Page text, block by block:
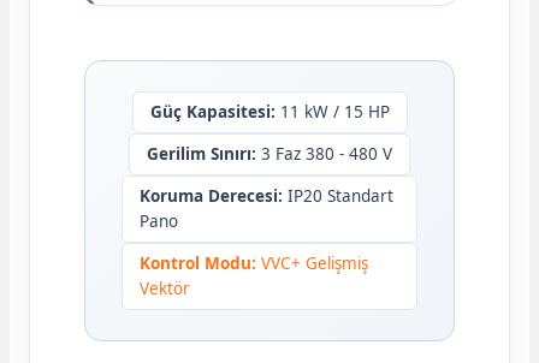
Güç Kapasitesi: 11 kW / 15 HP
Gerilim Sınırı: 3 Faz 380 - 480 V
Koruma Derecesi: IP20 Standart
Pano
Kontrol Modu: VVC+ Gelişmiş
Vektör